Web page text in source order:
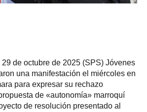
29 de octubre de 2025 (SPS) Jóvenes
una manifestación el miércoles en
para expresar su rechazo
de «autonomía» marroquí
de resolución presentado al